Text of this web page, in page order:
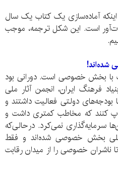
آماده‌سازی یک کتاب یک سال
است. این شکل ترجمه، موجب
شده‌اند!
با بخش خصوصی است. دورانی بود
فرهنگ ایران، انجمن آثار ملی
بودجه‌های دولتی فعالیت داشتند و
کنند که مخاطب کمتری داشت و
سرمایه‌‌گذاری نمی‌کرد. در‌حالی‌که
بخش خصوصی شده‌اند و فقط
ناشران خصوصی را از میدان رقابت